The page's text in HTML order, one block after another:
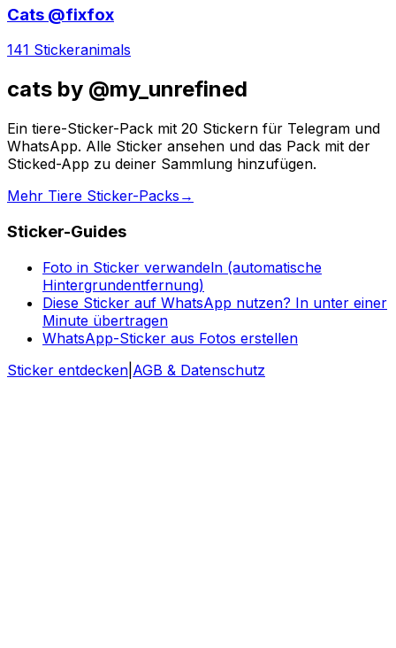
Cats @fixfox
141 Stickeranimals
cats by @my_unrefined
Ein tiere-Sticker-Pack mit 20 Stickern für Telegram und
WhatsApp. Alle Sticker ansehen und das Pack mit der
Sticked-App zu deiner Sammlung hinzufügen.
Mehr Tiere Sticker-Packs →
Sticker-Guides
Foto in Sticker verwandeln (automatische
Hintergrundentfernung)
Diese Sticker auf WhatsApp nutzen? In unter einer
Minute übertragen
WhatsApp-Sticker aus Fotos erstellen
Sticker entdecken AGB & Datenschutz